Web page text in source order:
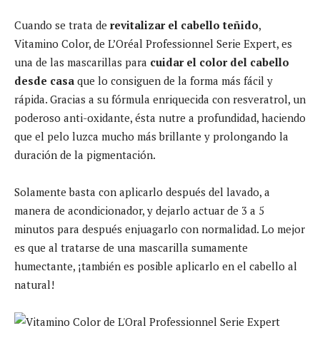
Cuando se trata de revitalizar el cabello teñido,
Vitamino Color, de L’Oréal Professionnel Serie Expert, es
una de las mascarillas para cuidar el color del cabello
desde casa que lo consiguen de la forma más fácil y
rápida. Gracias a su fórmula enriquecida con resveratrol, un
poderoso anti-oxidante, ésta nutre a profundidad, haciendo
que el pelo luzca mucho más brillante y prolongando la
duración de la pigmentación.
Solamente basta con aplicarlo después del lavado, a
manera de acondicionador, y dejarlo actuar de 3 a 5
minutos para después enjuagarlo con normalidad. Lo mejor
es que al tratarse de una mascarilla sumamente
humectante, ¡también es posible aplicarlo en el cabello al
natural!